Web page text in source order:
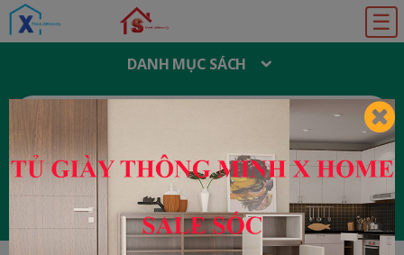
☰
DANH MỤC SÁCH
T
M
I
M
Đăng ký Đăng nhập